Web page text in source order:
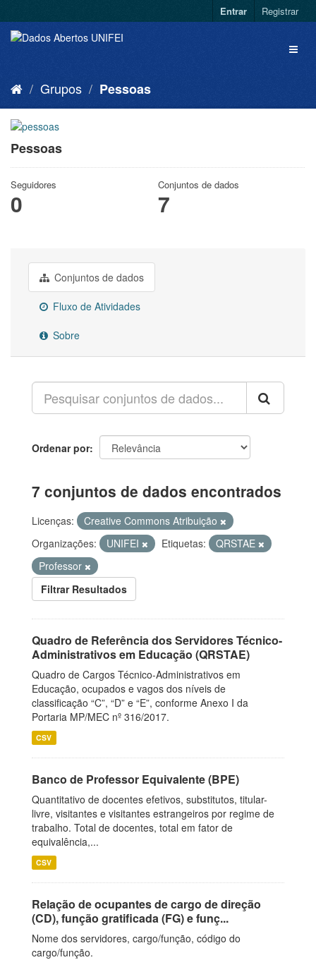
Entrar Registrar
Grupos Pessoas
Pessoas
Seguidores
0
Conjuntos de dados
7
Conjuntos de dados
Fluxo de Atividades
Sobre
Ordenar por
7 conjuntos de dados encontrados
Licenças:
Creative Commons Atribuição
Organizações:
UNIFEI Etiquetas:
QRSTAE
Professor
Filtrar Resultados
Quadro de Referência dos Servidores Técnico-
Administrativos em Educação (QRSTAE)
Quadro de Cargos Técnico-Administrativos em
Educação, ocupados e vagos dos níveis de
classificação “C”, “D” e “E”, conforme Anexo I da
Portaria MP/MEC nº 316/2017.
CSV
Banco de Professor Equivalente (BPE)
Quantitativo de docentes efetivos, substitutos, titular-
livre, visitantes e visitantes estrangeiros por regime de
trabalho. Total de docentes, total em fator de
equivalência,...
CSV
Relação de ocupantes de cargo de direção
(CD), função gratificada (FG) e funç...
Nome dos servidores, cargo/função, código do
cargo/função.